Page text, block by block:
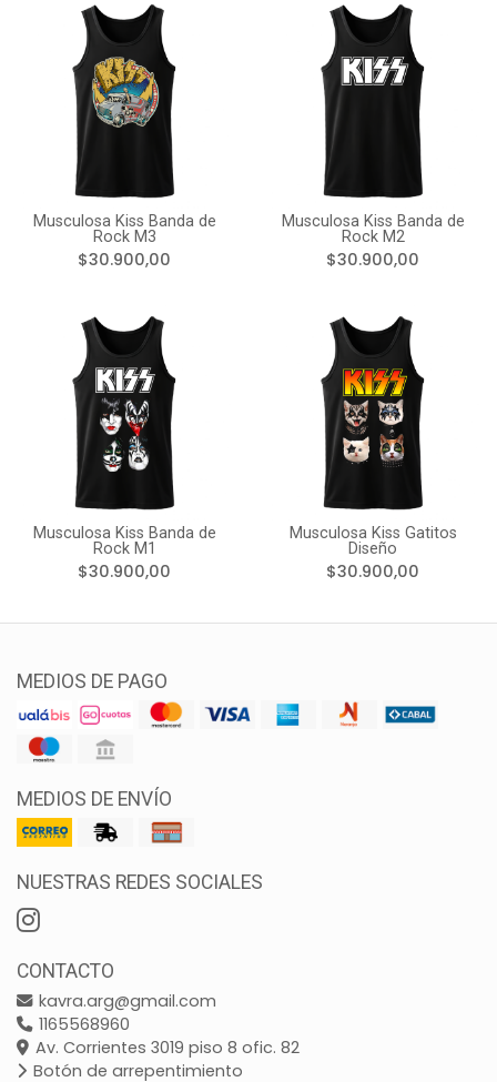
Musculosa Kiss Banda de
Rock M3
$30.900,00
Musculosa Kiss Banda de
Rock M2
$30.900,00
Musculosa Kiss Banda de
Rock M1
$30.900,00
Musculosa Kiss Gatitos
Diseño
$30.900,00
MEDIOS DE PAGO
MEDIOS DE ENVÍO
NUESTRAS REDES SOCIALES
CONTACTO
kavra.arg@gmail.com
1165568960
Av. Corrientes 3019 piso 8 ofic. 82
Botón de arrepentimiento